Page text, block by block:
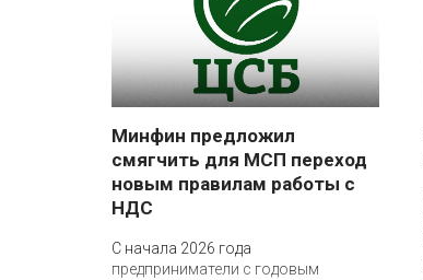
Минфин предложил
смягчить для МСП переход
новым правилам работы с
НДС
С начала 2026 года
предприниматели с годовым